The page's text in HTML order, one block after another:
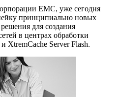
ЕМС, уже сегодня
принципиально новых
для создания
в центрах обработки
XtremCache Server Flash.